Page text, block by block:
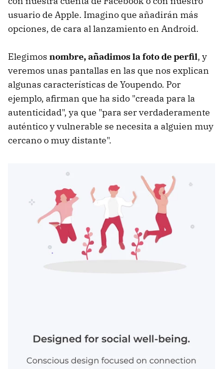
usuario de Apple. Imagino que añadirán más
opciones, de cara al lanzamiento en Android.
Elegimos nombre, añadimos la foto de perfil, y
veremos unas pantallas en las que nos explican
algunas características de Youpendo. Por
ejemplo, afirman que ha sido "creada para la
autenticidad", ya que "para ser verdaderamente
auténtico y vulnerable se necesita a alguien muy
cercano o muy distante".